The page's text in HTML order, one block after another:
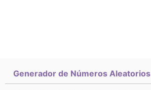
Generador de Números Aleatorios